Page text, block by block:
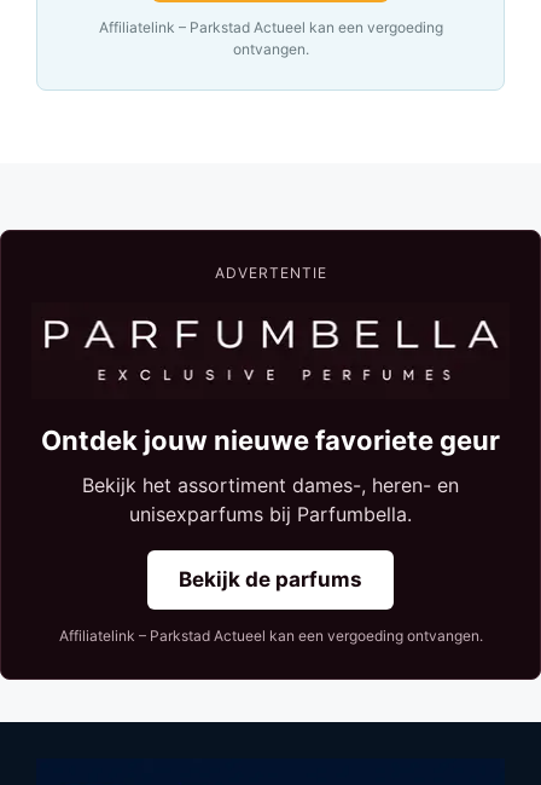
Affiliatelink – Parkstad Actueel kan een vergoeding
ontvangen.
ADVERTENTIE
Ontdek jouw nieuwe favoriete geur
Bekijk het assortiment dames-, heren- en
unisexparfums bij Parfumbella.
Bekijk de parfums
Affiliatelink – Parkstad Actueel kan een vergoeding ontvangen.